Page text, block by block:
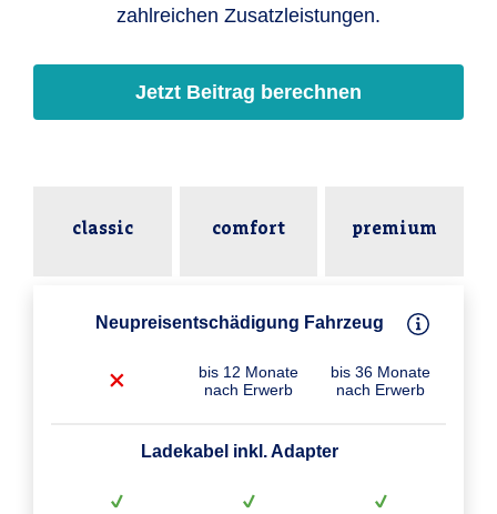
zahlreichen Zusatzleistungen.
Jetzt Beitrag berechnen
classic comfort premium
Neupreisentschädigung Fahrzeug
bis 12 Monate
nach Erwerb
bis 36 Monate
nach Erwerb
Ladekabel inkl. Adapter